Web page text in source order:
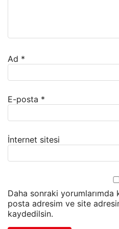
Ad *
E-posta *
İnternet sitesi
Daha sonraki yorumlarımda
posta adresim ve site
kaydedilsin.